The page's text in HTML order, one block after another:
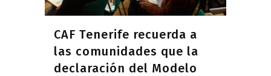
CAF Tenerife recuerda a
las comunidades que la
declaración del Modelo